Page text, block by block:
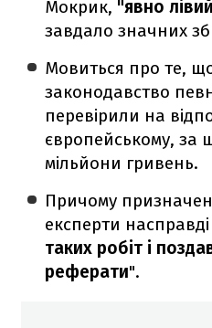
Мокрик, "явно
завдало значних
Мовиться про те,
законодавство
перевірили на
європейському, за
мільйони гривень.
Причому
експерти
таких робіт і
реферати".